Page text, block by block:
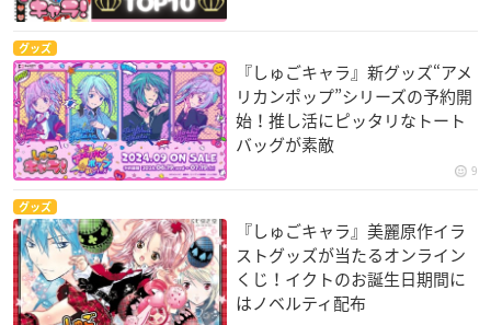
グッズ
『しゅごキャラ』新グッズ“アメ
リカンポップ”シリーズの予約開
始！推し活にピッタリなトート
バッグが素敵
9
グッズ
『しゅごキャラ』美麗原作イラ
ストグッズが当たるオンライン
くじ！イクトのお誕生日期間に
はノベルティ配布